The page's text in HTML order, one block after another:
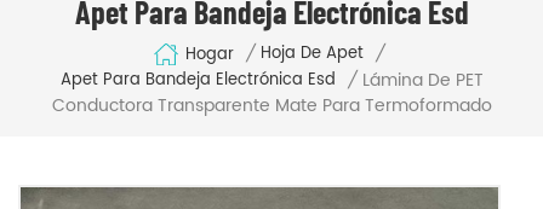
Apet Para Bandeja Electrónica Esd
Hogar / Hoja De Apet /
Apet Para Bandeja Electrónica Esd / Lámina De PET
Conductora Transparente Mate Para Termoformado